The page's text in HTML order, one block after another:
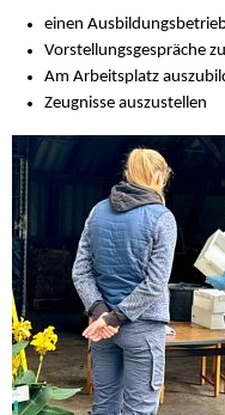
einen
Vorstellungsgespräche
Am Arbeitsplatz
Zeugnisse auszustellen